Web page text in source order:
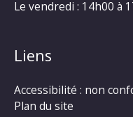
Le vendredi : 14h00 à
Liens
Accessibilité : non
Plan du site